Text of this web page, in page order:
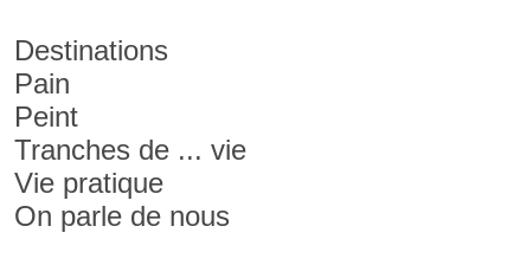
Destinations
Pain
Peint
Tranches de ... vie
Vie pratique
On parle de nous